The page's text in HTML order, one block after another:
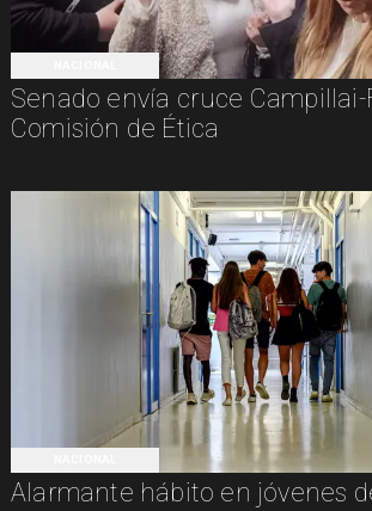
Senado envía cruce Campillai-
Comisión de Ética
Alarmante hábito en jóvenes